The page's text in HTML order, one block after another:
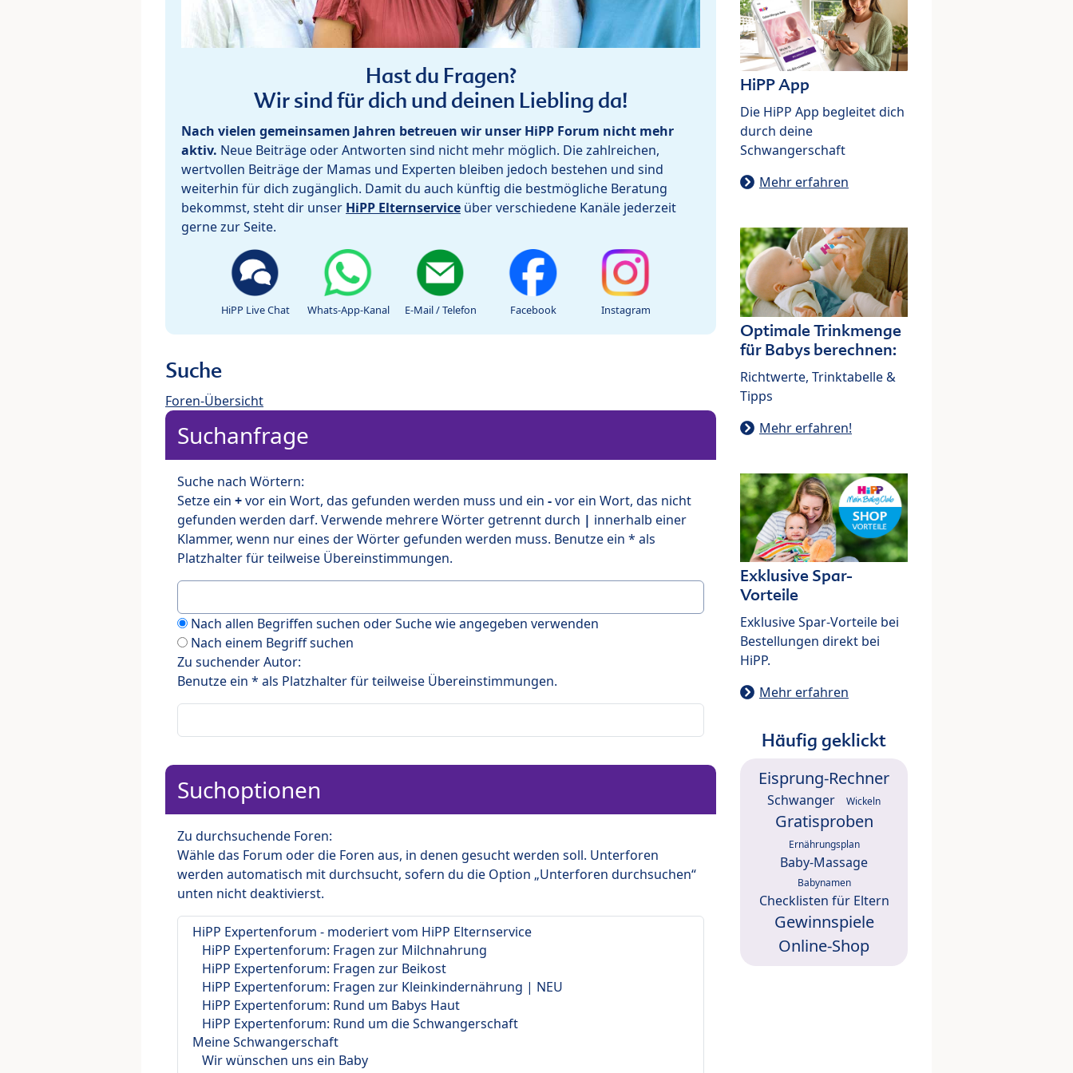
Hast du Fragen?
Wir sind für dich und deinen Liebling da!
Nach vielen gemeinsamen Jahren betreuen wir unser HiPP Forum nicht mehr
aktiv. Neue Beiträge oder Antworten sind nicht mehr möglich. Die zahlreichen,
wertvollen Beiträge der Mamas und Experten bleiben jedoch bestehen und sind
weiterhin für dich zugänglich. Damit du auch künftig die bestmögliche Beratung
bekommst, steht dir unser HiPP Elternservice über verschiedene Kanäle jederzeit
gerne zur Seite.
HiPP Live Chat Whats-App-Kanal E-Mail / Telefon Facebook Instagram
Suche
Foren-Übersicht
Suchanfrage
Suche nach Wörtern:
Setze ein +vor ein Wort, das gefunden werden muss und ein -vor ein Wort, das nicht
gefunden werden darf. Verwende mehrere Wörter getrennt durch | innerhalb einer
Klammer, wenn nur eines der Wörter gefunden werden muss. Benutze ein * als
Platzhalter für teilweise Übereinstimmungen.
Nach allen Begriffen suchen oder Suche wie angegeben verwenden
Nach einem Begriff suchen
Zu suchender Autor:
Benutze ein * als Platzhalter für teilweise Übereinstimmungen.
Suchoptionen
Zu durchsuchende Foren:
Wähle das Forum oder die Foren aus, in denen gesucht werden soll. Unterforen
werden automatisch mit durchsucht, sofern du die Option „Unterforen durchsuchen“
unten nicht deaktivierst.
HiPP App
Die HiPP App begleitet dich
durch deine
Schwangerschaft
Mehr erfahren
Optimale Trinkmenge
für Babys berechnen:
Richtwerte, Trinktabelle &
Tipps
Mehr erfahren!
Exklusive Spar-
Vorteile
Exklusive Spar-Vorteile bei
Bestellungen direkt bei
HiPP.
Mehr erfahren
Häufig geklickt
Eisprung-Rechner
Schwanger Wickeln
Gratisproben
Ernährungsplan
Baby-Massage
Babynamen
Checklisten für Eltern
Gewinnspiele
Online-Shop